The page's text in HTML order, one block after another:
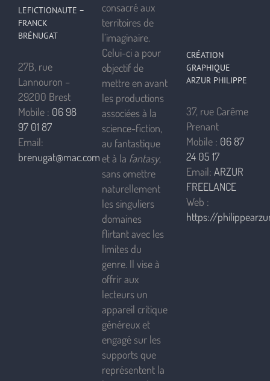
LEFICTIONAUTE –
FRANCK
BRÉNUGAT
27B, rue
Lannouron –
29200 Brest
Mobile : 06 98
97 01 87
Email:
brenugat@mac.com
consacré aux
territoires de
l’imaginaire.
Celui-ci a pour
objectif de
mettre en avant
les productions
associées à la
science-fiction,
au fantastique
et à la fantasy,
sans omettre
naturellement
les singuliers
domaines
flirtant avec les
limites du
genre. Il vise à
offrir aux
lecteurs un
appareil critique
généreux et
engagé sur les
supports que
représentent la
CRÉATION
GRAPHIQUE
ARZUR PHILIPPE
37, rue Carême
Prenant
Mobile : 06 87
24 05 17
Email: ARZUR
FREELANCE
Web :
https://